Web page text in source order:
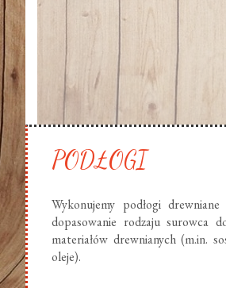
PODŁOGI
Wykonujemy podłogi
dopasowanie rodzaju surowca
materiałów drewnianych (m.in.
oleje).